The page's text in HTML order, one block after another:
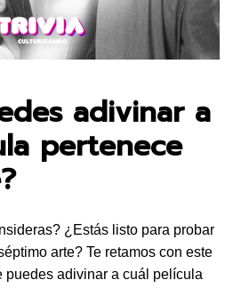
adivinar a
pertenece
¿Estás listo para probar
arte? Te retamos con este
puedes adivinar a cuál película